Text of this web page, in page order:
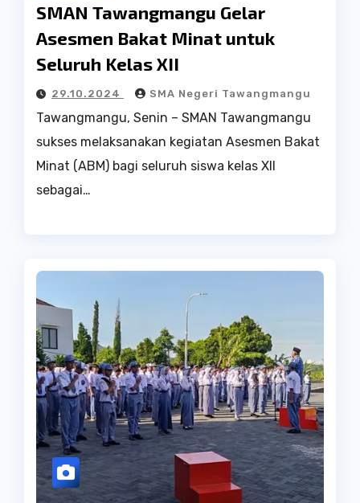
SMAN Tawangmangu Gelar
Asesmen Bakat Minat untuk
Seluruh Kelas XII
29.10.2024 SMA Negeri Tawangmangu
Tawangmangu, Senin – SMAN Tawangmangu
sukses melaksanakan kegiatan Asesmen Bakat
Minat (ABM) bagi seluruh siswa kelas XII
sebagai…